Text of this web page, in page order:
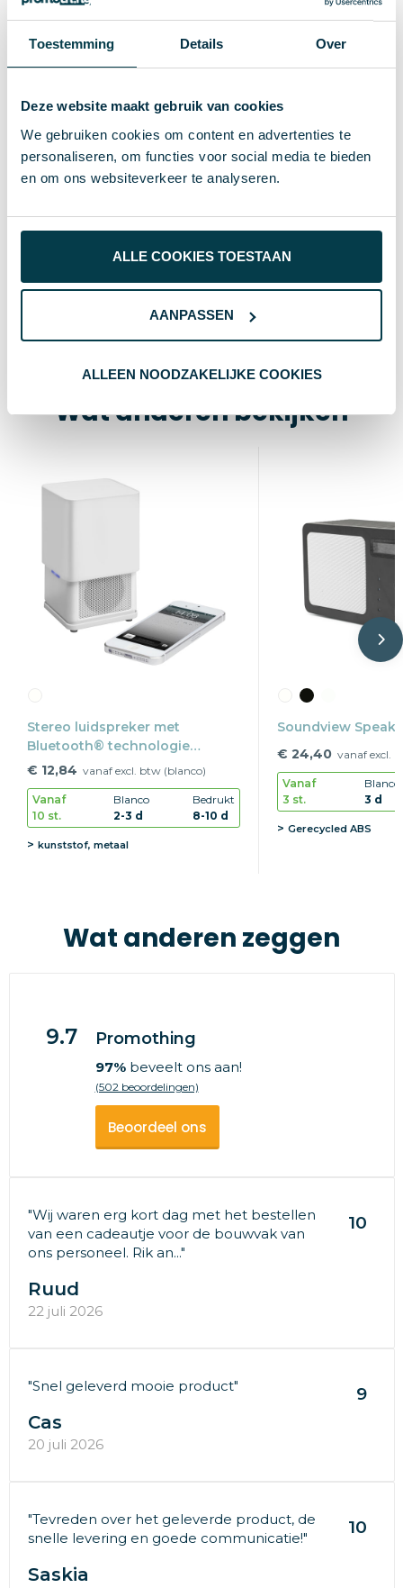
Toestemming Details Over
Deze website maakt gebruik van cookies
We gebruiken cookies om content en advertenties te
personaliseren, om functies voor social media te bieden
en om ons websiteverkeer te analyseren.
ALLE COOKIES TOESTAAN
AANPASSEN
ALLEEN NOODZAKELIJKE COOKIES
EAN-code
Gewicht 986 g
Artikelnummer 42850
Afmeting 8.6 x 8.6 x 17.1 cm
17.1 cm
Lengte 8.6 cm
Wat anderen bekijken
Stereo luidspreker met
Bluetooth® technologie
REFLECTS-NEW YORK
€ 12,84 vanaf excl. btw (blanco)
Vanaf
10 st.
Blanco
2-3 d
Bedrukt
8-10 d
kunststof, metaal
Soundview
€ 24,40 vanaf excl.
Vanaf
3 st.
Blanco
3 d
Gerecycled ABS
Wat anderen zeggen
9.7 Promothing
97%beveelt ons aan!
(502 beoordelingen)
Beoordeel ons
"Wij waren erg kort dag met het bestellen
van een cadeautje voor de bouwvak van
ons personeel. Rik an..."
10
Ruud
22 juli 2026
"Snel geleverd mooie product" 9
Cas
20 juli 2026
"Tevreden over het geleverde product, de
snelle levering en goede communicatie!"
10
Saskia